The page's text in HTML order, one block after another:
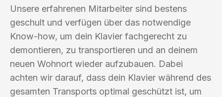
Unsere erfahrenen Mitarbeiter sind bestens
geschult und verfügen über das notwendige
Know-how, um dein Klavier fachgerecht zu
demontieren, zu transportieren und an deinem
neuen Wohnort wieder aufzubauen. Dabei
achten wir darauf, dass dein Klavier während des
gesamten Transports optimal geschützt ist, um